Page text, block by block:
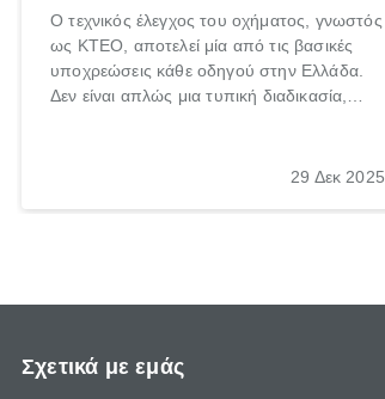
Ο τεχνικός έλεγχος του οχήματος, γνωστός
ως ΚΤΕΟ, αποτελεί μία από τις βασικές
υποχρεώσεις κάθε οδηγού στην Ελλάδα.
Δεν είναι απλώς μια τυπική διαδικασία,
οδηγών και του περιβάλλοντος. Ωστόσο,
29 Δεκ 2025
Σχετικά με εμάς